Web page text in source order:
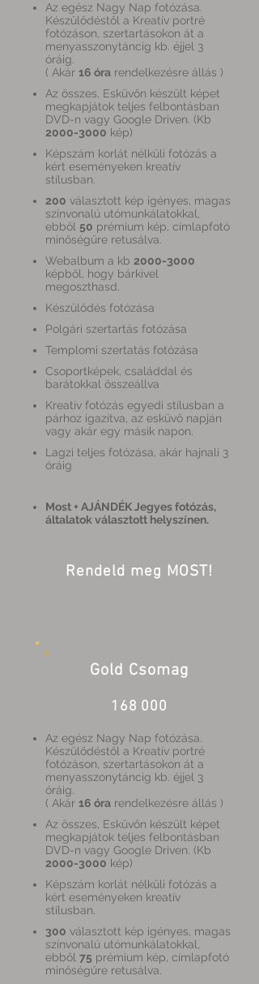
Az egész Nagy Nap fotózása.
Készülődéstől a Kreatív portré
fotózáson, szertartásokon át a
menyasszonytáncig kb. éjjel 3
óráig.
( Akár 16 óra rendelkezésre állás )
Az összes, Esküvőn készült képet
megkapjátok teljes felbontásban
DVD-n vagy Google Driven. (Kb
2000-3000 kép)
Képszám korlát nélküli fotózás a
kért eseményeken kreatív
stílusban.
200 választott kép igényes, magas
színvonalú utómunkálatokkal,
ebből 50 prémium kép, címlapfotó
minőségűre retusálva.
Webalbum a kb 2000-3000
képből, hogy bárkivel
megoszthasd.
Készülődés fotózása
Polgári szertartás fotózása
Templomi szertatás fotózása
Csoportképek, családdal és
barátokkal összeállva
Kreatív fotózás egyedi stílusban a
párhoz igazítva, az esküvő napján
vagy akár egy másik napon.
Lagzi teljes fotózása, akár hajnali 3
óráig
Most + AJÁNDÉK Jegyes fotózás,
általatok választott helyszínen.
Rendeld meg MOST!
Gold Csomag
168 000
Az egész Nagy Nap fotózása.
Készülődéstől a Kreatív portré
fotózáson, szertartásokon át a
menyasszonytáncig kb. éjjel 3
óráig.
( Akár 16 óra rendelkezésre állás )
Az összes, Esküvőn készült képet
megkapjátok teljes felbontásban
DVD-n vagy Google Driven. (Kb
2000-3000 kép)
Képszám korlát nélküli fotózás a
kért eseményeken kreatív
stílusban.
300 választott kép igényes, magas
színvonalú utómunkálatokkal,
ebből 75 prémium kép, címlapfotó
minőségűre retusálva.